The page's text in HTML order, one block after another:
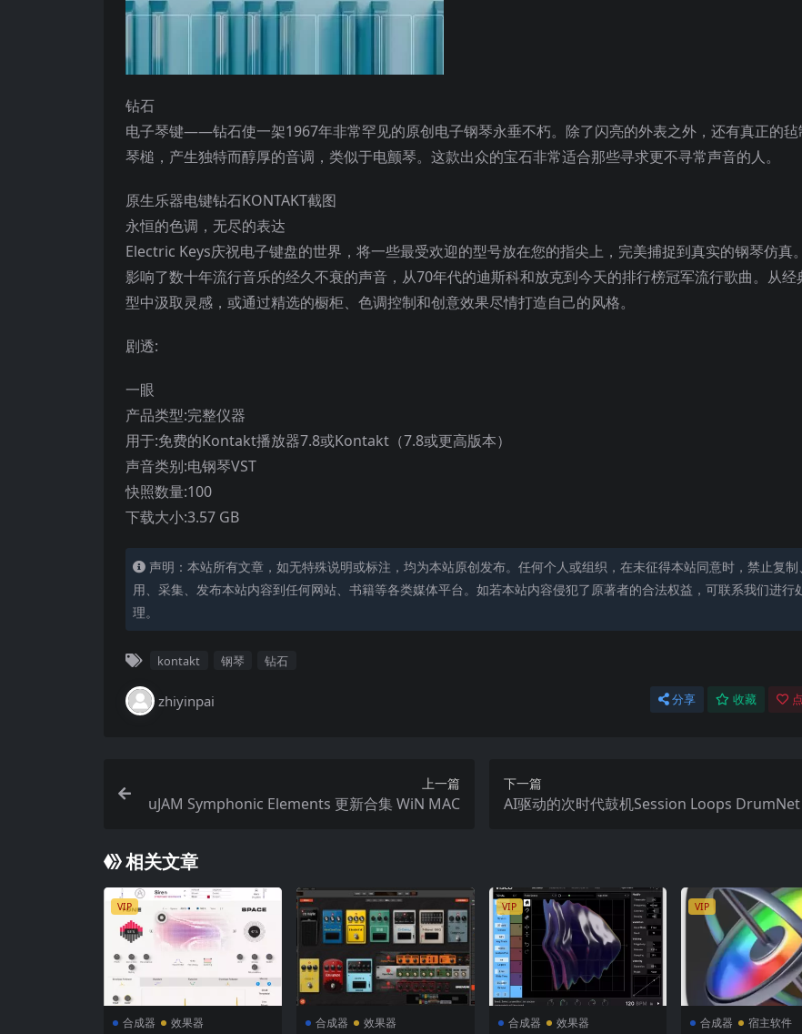
钻石
电子琴键——钻石使一架1967年非常罕见的原创电子钢琴永垂不朽。除了闪亮的外表之外，还有真正的毡
琴槌，产生独特而醇厚的音调，类似于电颤琴。这款出众的宝石非常适合那些寻求更不寻常声音的人。
原生乐器电键钻石KONTAKT截图
永恒的色调，无尽的表达
Electric Keys庆祝电子键盘的世界，将一些最受欢迎的型号放在您的指尖上，完美捕捉到真实的钢琴仿真
影响了数十年流行音乐的经久不衰的声音，从70年代的迪斯科和放克到今天的排行榜冠军流行歌曲。从经
型中汲取灵感，或通过精选的橱柜、色调控制和创意效果尽情打造自己的风格。
剧透:
一眼
产品类型:完整仪器
用于:免费的Kontakt播放器7.8或Kontakt（7.8或更高版本）
声音类别:电钢琴VST
快照数量:100
下载大小:3.57 GB
声明：本站所有文章，如无特殊说明或标注，均为本站原创发布。任何个人或组织，在未征得本站同意时，禁止复制
用、采集、发布本站内容到任何网站、书籍等各类媒体平台。如若本站内容侵犯了原著者的合法权益，可联系我们进行
理。
kontakt 钢琴 钻石
zhiyinpai 分享 收藏
上一篇
uJAM Symphonic Elements 更新合集 WiN MAC
下一篇
AI驱动的次时代鼓机Session Loops DrumNet
相关文章
VIP
合成器 效果器 合成器 效果器
VIP
合成器 效果器
VIP
合成器 宿主软件